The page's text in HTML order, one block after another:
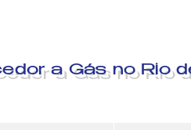
a Gás no Rio